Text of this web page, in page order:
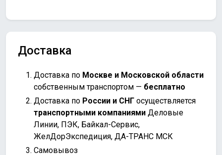
Доставка
Доставка по Москве и Московской области
собственным транспортом — бесплатно
Доставка по России и СНГ осуществляется
транспортными компаниями Деловые
Линии, ПЭК, Байкал-Сервис,
ЖелДорЭкспедиция, ДА-ТРАНС МСК
Самовывоз